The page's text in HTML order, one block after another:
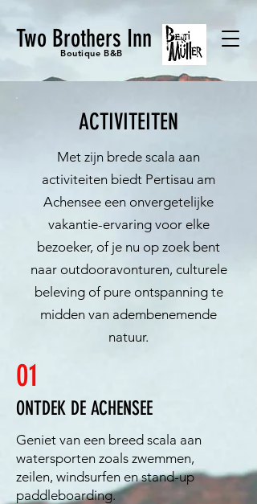
Two Brothers Inn
Boutique B&B
ACTIVITEITEN
Met zijn brede scala aan
activiteiten biedt Pertisau am
Achensee een onvergetelijke
vakantie-ervaring voor elke
bezoeker, of je nu op zoek bent
naar outdooravonturen, culturele
beleving of pure ontspanning te
midden van adembenemende
natuur.
01
ONTDEK DE ACHENSEE
Geniet van een breed scala aan
watersporten zoals zwemmen,
zeilen, windsurfen en stand-up
paddleboarding.